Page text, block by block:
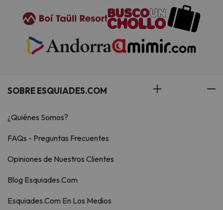
SOBRE ESQUIADES.COM
¿Quiénes Somos?
FAQs - Preguntas Frecuentes
Opiniones de Nuestros Clientes
Blog Esquiades.Com
Esquiades.Com En Los Medios